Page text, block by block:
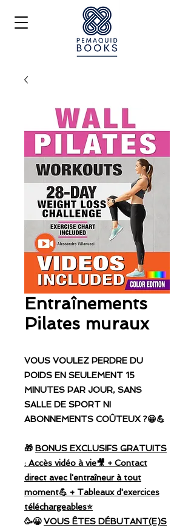
Entraînements
Pilates muraux
VOUS VOULEZ PERDRE DU
POIDS EN SEULEMENT 15
MINUTES PAR JOUR, SANS
SALLE DE SPORT NI
ABONNEMENTS COÛTEUX ?😀💪
🎁 BONUS EXCLUSIFS GRATUITS
: Accès vidéo à vie🎥 + Contact
direct avec l'entraîneur à tout
moment💪 + Tableaux d'exercices
téléchargeables⭐️
🥳😀VOUS ÊTES DÉBUTANT(E)S